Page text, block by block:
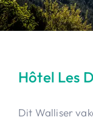
Hôtel Les
Dit Walliser